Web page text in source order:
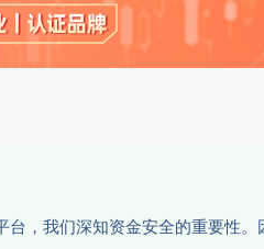
，我们深知资金安全的重要性